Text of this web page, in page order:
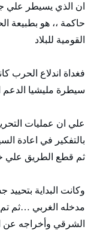
ان الذي يسيطر علي
حاكمة ،، هو بطبيعة
القومية للبلاد
فغداة اندلاع الحرب
سيطرة مليشيا الدعم
علي ان عمليات
بالتفكير في اعادة
ثم قطع الطريق
وكانت البداية
مدخله الغربي …ثم
الشرقي وأخراجه عن